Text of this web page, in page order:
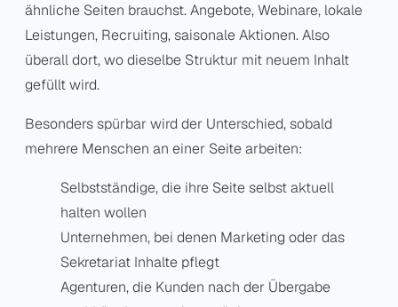
ähnliche Seiten brauchst. Angebote, Webinare, lokale
Leistungen, Recruiting, saisonale Aktionen. Also
überall dort, wo dieselbe Struktur mit neuem Inhalt
gefüllt wird.
Besonders spürbar wird der Unterschied, sobald
mehrere Menschen an einer Seite arbeiten:
Selbstständige, die ihre Seite selbst aktuell
halten wollen
Unternehmen, bei denen Marketing oder das
Sekretariat Inhalte pflegt
Agenturen, die Kunden nach der Übergabe